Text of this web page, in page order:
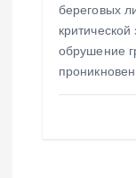
береговых
обрушение